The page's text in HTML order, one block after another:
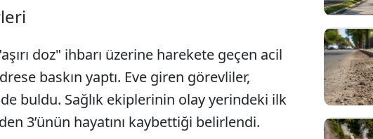
doz" ihbarı üzerine harekete geçen acil
baskın yaptı. Eve giren görevliler,
buldu. Sağlık ekiplerinin olay yerindeki ilk
3’ünün hayatını kaybettiği belirlendi.